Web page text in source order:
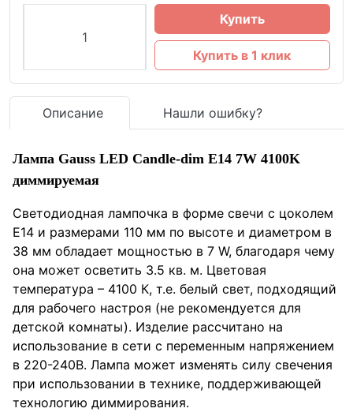
Купить
Купить в 1 клик
Описание Нашли ошибку?
Лампа Gauss LED Candle-dim E14 7W 4100K
диммируемая
Светодиодная лампочка в форме свечи с цоколем
E14 и размерами 110 мм по высоте и диаметром в
38 мм обладает мощностью в 7 W, благодаря чему
она может осветить 3.5 кв. м. Цветовая
температура – 4100 К, т.е. белый свет, подходящий
для рабочего настроя (не рекомендуется для
детской комнаты). Изделие рассчитано на
использование в сети с переменным напряжением
в 220-240В. Лампа может изменять силу свечения
при использовании в технике, поддерживающей
технологию диммирования.